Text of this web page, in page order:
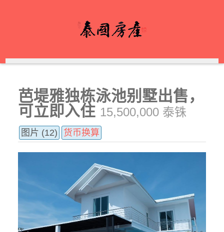
芭堤雅独栋泳池别墅出售，
可立即入住 15,500,000 泰铢
图片 (12) 货币换算